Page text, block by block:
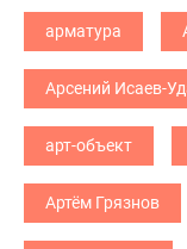
арматура
Арсений Исаев-
арт-объект
Артём Грязнов